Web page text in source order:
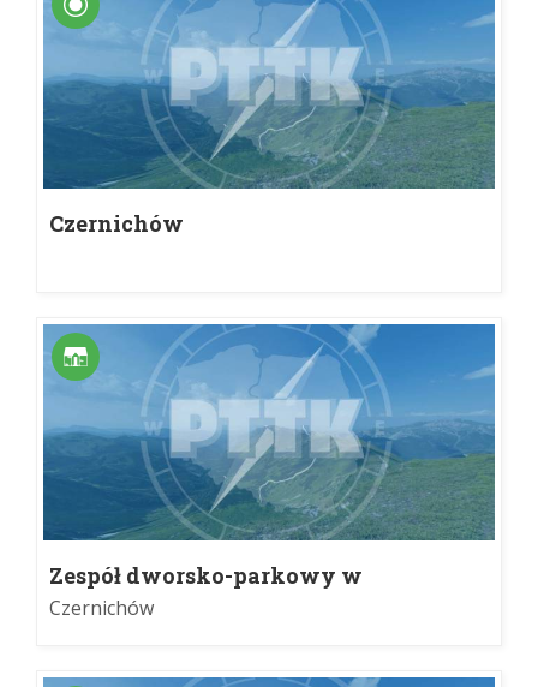
Czernichów
Zespół dworsko-parkowy w
Czernichowie
Czernichów